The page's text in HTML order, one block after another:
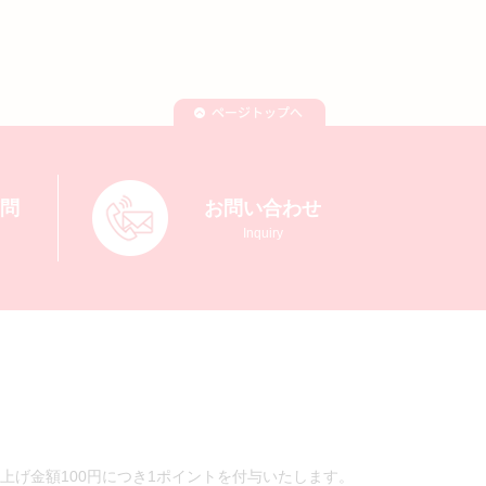
お問い合わせ
Inquiry
げ金額100円につき1ポイントを付与いたします。